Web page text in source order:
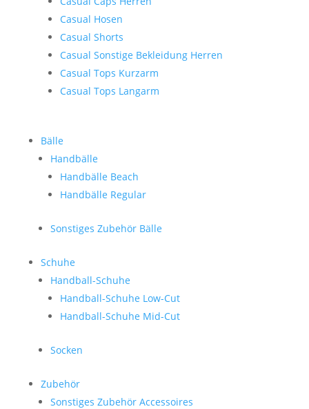
Casual Hosen
Casual Shorts
Casual Sonstige Bekleidung Herren
Casual Tops Kurzarm
Casual Tops Langarm
Bälle
Handbälle
Handbälle Beach
Handbälle Regular
Sonstiges Zubehör Bälle
Schuhe
Handball-Schuhe
Handball-Schuhe Low-Cut
Handball-Schuhe Mid-Cut
Socken
Zubehör
Sonstiges Zubehör Accessoires